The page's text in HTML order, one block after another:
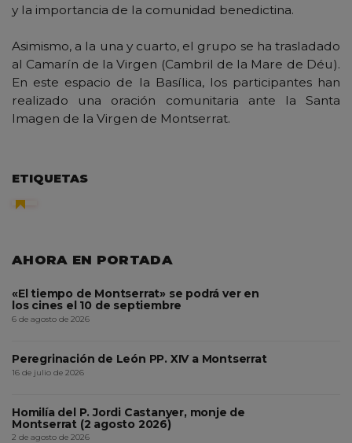
y la importancia de la comunidad benedictina.
Asimismo, a la una y cuarto, el grupo se ha trasladado
al Camarín de la Virgen (Cambril de la Mare de Déu).
En este espacio de la Basílica, los participantes han
realizado una oración comunitaria ante la Santa
Imagen de la Virgen de Montserrat.
ETIQUETAS
AHORA EN PORTADA
«El tiempo de Montserrat» se podrá ver en
los cines el 10 de septiembre
6 de agosto de 2026
Peregrinación de León PP. XIV a Montserrat
16 de julio de 2026
Homilía del P. Jordi Castanyer, monje de
Montserrat (2 agosto 2026)
2 de agosto de 2026